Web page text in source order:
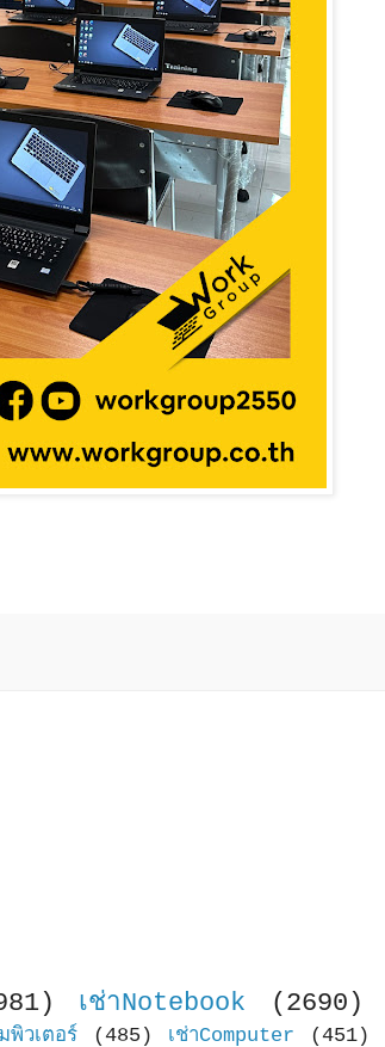
เช่าNotebook (2690)
พิวเตอร์ (485) เช่าComputer (451)